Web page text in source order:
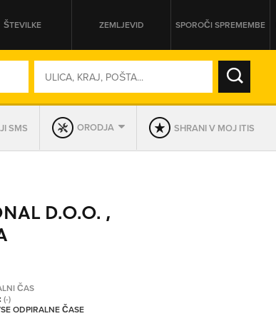
ŠTEVILKE ZEMLJEVID SPOROČI SPREMEMBE
SO ODPRTA V
SMS ORODJA SHRANI V MOJ ITIS
D.O.O. ,
ČAS
(-)
ODPIRALNE ČASE